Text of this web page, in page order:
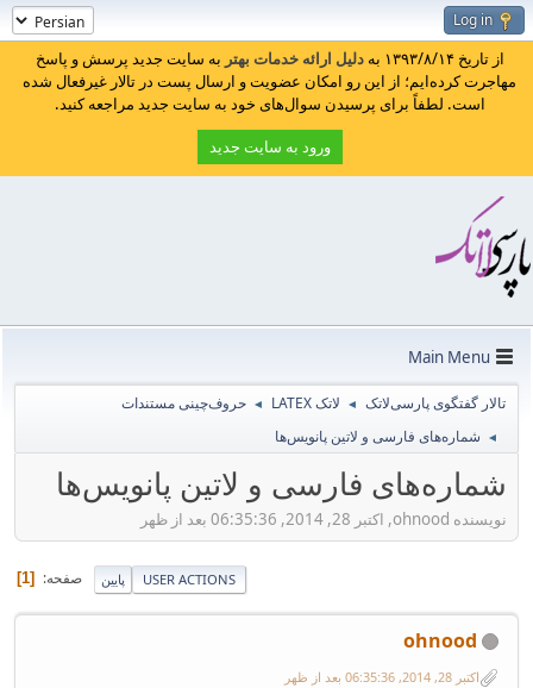
Log in
از تاریخ ۱۳۹۳/۸/۱۴ به دلیل ارائه خدمات بهتر به سایت جدید پرسش و پاسخ
مهاجرت کرده‌ایم؛ از این رو امکان عضویت و ارسال پست در تالار غیرفعال شده
است. لطفاً برای پرسیدن سوال‌های خود به سایت جدید مراجعه کنید.
ورود به سایت جدید
Main Menu
تالار گفتگوی پارسی‌لاتک ◄ لاتک LATEX ◄ حروف‌چینی مستندات
◄ شماره‌های فارسی و لاتین پانویس‌ها
شماره‌های فارسی و لاتین پانویس‌ها
نویسنده ohnood, اکتبر 28, 2014, 06:35:36 بعد از ظهر
پایین صفحه 1 USER ACTIONS
ohnood
اکتبر 28, 2014, 06:35:36 بعد از ظهر